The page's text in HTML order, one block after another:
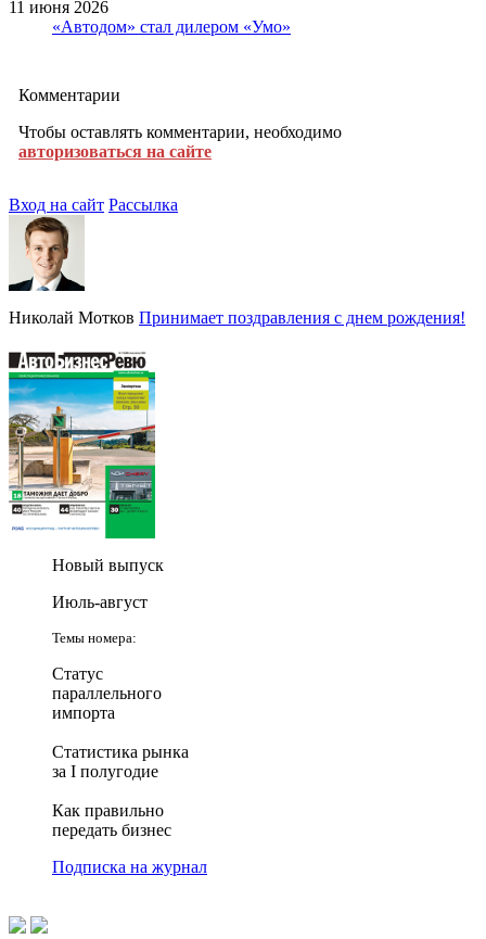
11 июня 2026
«Автодом» стал дилером «Умо»
Комментарии
Чтобы оставлять комментарии, необходимо
авторизоваться на сайте
Вход на сайт Рассылка
Николай Мотков Принимает поздравления с днем рождения!
Новый выпуск
Июль-август
Темы номера:
Статус
параллельного
импорта
Статистика рынка
за I полугодие
Как правильно
передать бизнес
Подписка на журнал